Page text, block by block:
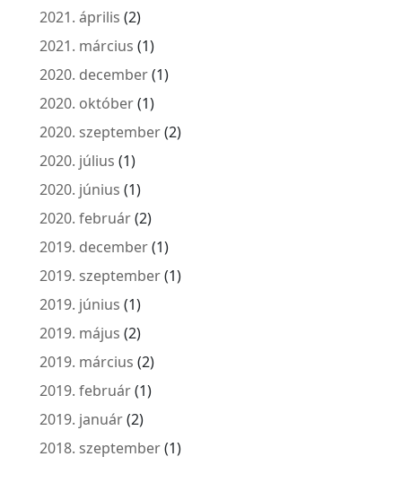
2021. április (2)
2021. március (1)
2020. december(1)
2020. október(1)
2020. szeptember(2)
2020. július (1)
2020. június (1)
2020. február(2)
2019. december(1)
2019. szeptember(1)
2019. június (1)
2019. május (2)
2019. március (2)
2019. február(1)
2019. január(2)
2018. szeptember(1)